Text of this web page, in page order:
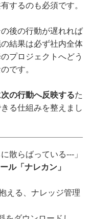
するのも必須です。
後の行動が遅れれば
結果は必ず社内全体
プロジェクトへどう
です。
の行動へ反映するた
る仕組みを整えまし
散らばっている---」
ル「ナレカン」
える、ナレッジ管理